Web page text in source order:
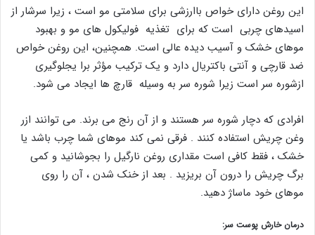
این روغن دارای خواص باارزشی برای سلامتی مو است ، زیرا سرشار از
اسیدهای چربی است که برای تغذیه فولیکول های مو و بهبود
موهای خشک و آسیب دیده عالی است. همچنین، این روغن خواص
ضد قارچی و آنتی باکتریال دارد و یک ترکیب مؤثر برا یجلوگیری
ازشوره سر است زیرا شوره سر به وسیله قارچ ها ایجاد می شود.
افرادی که دچار شوره سر هستند و از آن رنج می برند. می توانند ازر
وغن چریش استفاده کنند . فرقی نمی کند موهای شما چرب باشد یا
خشک ، فقط کافی است مقداری روغن نارگیل را بجوشانید و کمی
برگ چریش را درون آن بریزید . بعد از خنک شدن ، آن را روی
موهای خود ماساژ دهید.
درمان خارش پوست سر: